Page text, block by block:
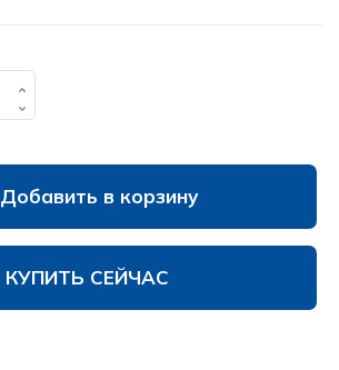
Добавить в корзину
КУПИТЬ СЕЙЧАС